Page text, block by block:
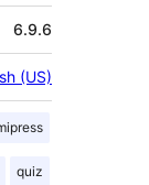
6.9.6
(US)
quiz